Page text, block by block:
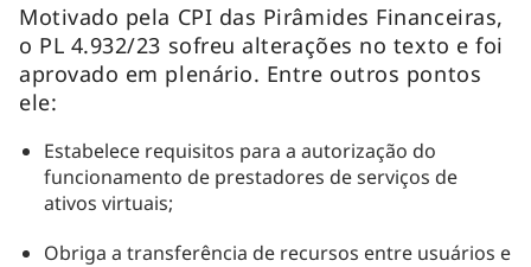
Motivado pela CPI das Pirâmides Financeiras,
o PL 4.932/23 sofreu alterações no texto e foi
aprovado em plenário. Entre outros pontos
ele:
Estabelece requisitos para a autorização do
funcionamento de prestadores de serviços de
ativos virtuais;
Obriga a transferência de recursos entre usuários e